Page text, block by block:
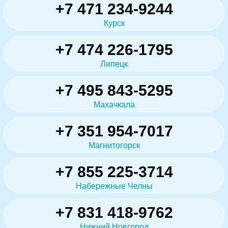
+7 471 234-9244
Курск
+7 474 226-1795
Липецк
+7 495 843-5295
Махачкала
+7 351 954-7017
Магнитогорск
+7 855 225-3714
Набережные Челны
+7 831 418-9762